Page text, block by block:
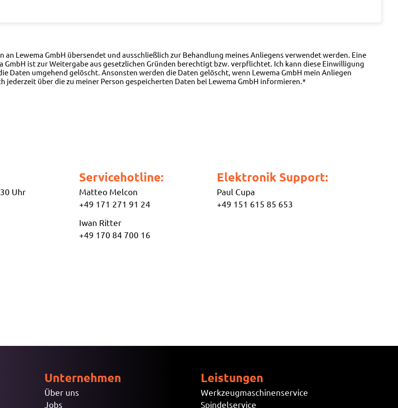
Lewema GmbH übersendet und ausschließlich zur Behandlung meines Anliegens verwendet werden. Eine
ist zur Weitergabe aus gesetzlichen Gründen berechtigt bzw. verpflichtet. Ich kann diese Einwilligung
umgehend gelöscht. Ansonsten werden die Daten gelöscht, wenn Lewema GmbH mein Anliegen
über die zu meiner Person gespeicherten Daten bei Lewema GmbH informieren.*
Uhr
Servicehotline:
Matteo Melcon
+49 171 271 91 24
Iwan Ritter
+49 170 84 700 16
Elektronik Support:
Paul Cupa
+49 151 615 85 653
Unternehmen
Über uns
Jobs
Leistungen
Werkzeugmaschinenservice
Spindelservice